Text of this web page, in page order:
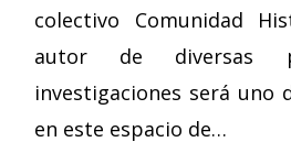
colectivo Comunidad
autor de diversas
investigaciones será uno
en este espacio de…